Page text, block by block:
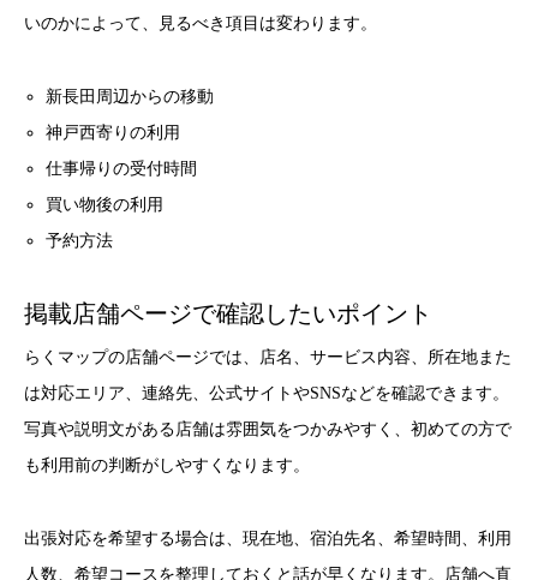
いのかによって、見るべき項目は変わります。
新長田周辺からの移動
神戸西寄りの利用
仕事帰りの受付時間
買い物後の利用
予約方法
掲載店舗ページで確認したいポイント
らくマップの店舗ページでは、店名、サービス内容、所在地また
は対応エリア、連絡先、公式サイトやSNSなどを確認できます。
写真や説明文がある店舗は雰囲気をつかみやすく、初めての方で
も利用前の判断がしやすくなります。
出張対応を希望する場合は、現在地、宿泊先名、希望時間、利用
人数、希望コースを整理しておくと話が早くなります。店舗へ直